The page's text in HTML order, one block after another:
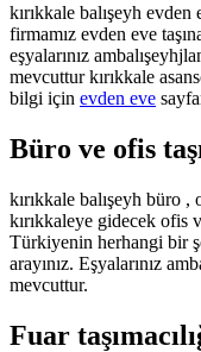
kırıkkale balışeyh
firmamız evden eve
eşyalarınız
mevcuttur kırıkkale
bilgi için evden eve
Büro ve ofis
kırıkkale balışeyh büro ,
kırıkkaleye gidecek ofis
Türkiyenin herhangi bir
arayınız. Eşyalarınız
mevcuttur.
Fuar